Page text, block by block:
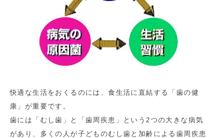
快適な生活をおくるのには、食生活に直結する「歯の健
康」が重要です。
歯には「むし歯」と「歯周疾患」という2つの大きな病気
があり、多くの人が子どものむし歯と加齢による歯周疾患